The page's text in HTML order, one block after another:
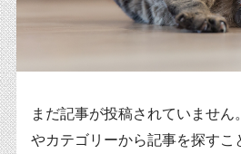
まだ記事が投稿されていません
やカテゴリーから記事を探すこ